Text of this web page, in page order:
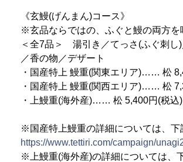
《玄鰻(げんまん)コース》
※玄品ならではの、ふぐと鰻の両方を
＜全7品＞ 湯引き／てっさ(ふぐ刺し
／香の物／デザート
・国産特上 鰻重(関東エリア)…… 松
・国産特上 鰻重(関西エリア)…… 松
・上鰻重(海外産)…… 松 5,400円(税込
※国産特上鰻重の詳細については、下
https://www.tettiri.com/campaign/
※上鰻重(海外産)の詳細については、